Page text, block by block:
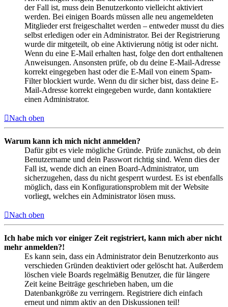
der Fall ist, muss dein Benutzerkonto vielleicht aktiviert
werden. Bei einigen Boards müssen alle neu angemeldeten
Mitglieder erst freigeschaltet werden – entweder musst du dies
selbst erledigen oder ein Administrator. Bei der Registrierung
wurde dir mitgeteilt, ob eine Aktivierung nötig ist oder nicht.
Wenn du eine E-Mail erhalten hast, folge den dort enthaltenen
Anweisungen. Ansonsten prüfe, ob du deine E-Mail-Adresse
korrekt eingegeben hast oder die E-Mail von einem Spam-
Filter blockiert wurde. Wenn du dir sicher bist, dass deine E-
Mail-Adresse korrekt eingegeben wurde, dann kontaktiere
einen Administrator.
Nach oben
Warum kann ich mich nicht anmelden?
Dafür gibt es viele mögliche Gründe. Prüfe zunächst, ob dein
Benutzername und dein Passwort richtig sind. Wenn dies der
Fall ist, wende dich an einen Board-Administrator, um
sicherzugehen, dass du nicht gesperrt wurdest. Es ist ebenfalls
möglich, dass ein Konfigurationsproblem mit der Website
vorliegt, welches ein Administrator lösen muss.
Nach oben
Ich habe mich vor einiger Zeit registriert, kann mich aber nicht
mehr anmelden?!
Es kann sein, dass ein Administrator dein Benutzerkonto aus
verschieden Gründen deaktiviert oder gelöscht hat. Außerdem
löschen viele Boards regelmäßig Benutzer, die für längere
Zeit keine Beiträge geschrieben haben, um die
Datenbankgröße zu verringern. Registriere dich einfach
erneut und nimm aktiv an den Diskussionen teil!